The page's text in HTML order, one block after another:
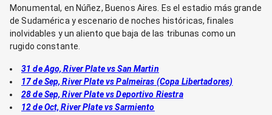
Monumental, en Núñez, Buenos Aires. Es el estadio más grande
de Sudamérica y escenario de noches históricas, finales
inolvidables y un aliento que baja de las tribunas como un
rugido constante.
31 de Ago, River Plate vs San Martin
17 de Sep, River Plate vs Palmeiras (Copa Libertadores)
28 de Sep, River Plate vs Deportivo Riestra
12 de Oct, River Plate vs Sarmiento